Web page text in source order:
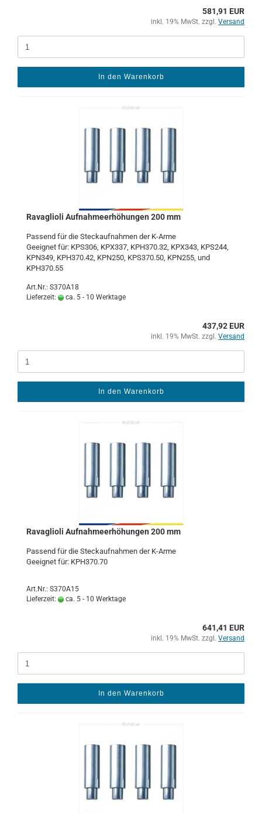
581,91 EUR
inkl. 19% MwSt. zzgl. Versand
In den Warenkorb
Ra­vaglio­li Auf­nah­me­er­hö­hun­gen 200 mm
Pas­send für die Steck­auf­nah­men der K-​Arme
Ge­eig­net für: KPS306, KPX337, KPH370.32, KPX343, KPS244,
KPN349, KPH370.42, KPN250, KPS370.50, KPN255, und
KPH370.55
Art.Nr.: S370A18
Lieferzeit:
ca. 5 - 10 Werktage
437,92 EUR
inkl. 19% MwSt. zzgl. Versand
In den Warenkorb
Ra­vaglio­li Auf­nah­me­er­hö­hun­gen 200 mm
Pas­send für die Steck­auf­nah­men der K-​Arme
Ge­eig­net für: KPH370.70
Art.Nr.: S370A15
Lieferzeit:
ca. 5 - 10 Werktage
641,41 EUR
inkl. 19% MwSt. zzgl. Versand
In den Warenkorb